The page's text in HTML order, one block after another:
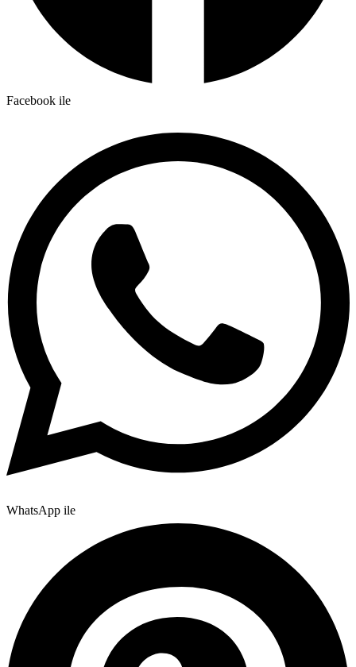
Facebook ile
WhatsApp ile